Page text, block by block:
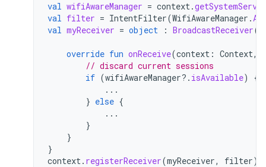
val wifiAwareManager = context.
val filter = IntentFilter(WifiAwareManager .
val myReceiver = object : BroadcastReceiver()
override fun onReceive(context : Context,
// discard current sessions
if (wifiAwareManager?. isAvailable)
{
...
} else {
...
}
}
}
context. registerReceiver(myReceiver, filter)